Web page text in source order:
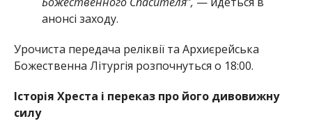
анонсі заходу.
Урочиста передача реліквії та Архиєрейська
Божественна Літургія розпочнуться о 18:00.
Історія Хреста і переказ про його дивовижну
силу